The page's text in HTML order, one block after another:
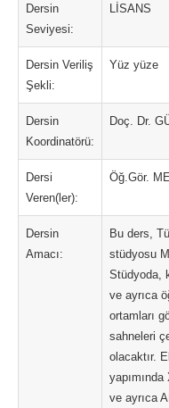
Dersin
Seviyesi:
LİSANS
Dersin Veriliş
Şekli:
Yüz yüze
Dersin
Koordinatörü:
Doç. Dr.
Dersi
Veren(ler):
Öğ.Gör.
Dersin
Amacı:
Bu ders,
stüdyosu
Stüdyoda,
ve ayrıca
ortamları
sahneleri
olacaktır.
yapımında
ve ayrıca